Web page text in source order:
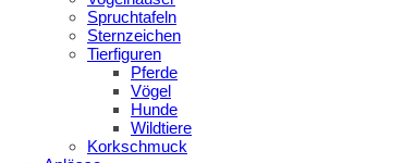
Spruchtafeln
Sternzeichen
Tierfiguren
Pferde
Vögel
Hunde
Wildtiere
Korkschmuck